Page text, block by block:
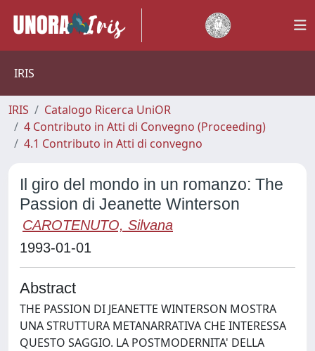
IRIS
IRIS
Catalogo Ricerca UniOR
4 Contributo in Atti di Convegno (Proceeding)
4.1 Contributo in Atti di convegno
Il giro del mondo in un romanzo: The
Passion di Jeanette Winterson
CAROTENUTO, Silvana
1993-01-01
Abstract
THE PASSION DI JEANETTE WINTERSON MOSTRA
UNA STRUTTURA METANARRATIVA CHE INTERESSA
QUESTO SAGGIO. LA POSTMODERNITA' DELLA